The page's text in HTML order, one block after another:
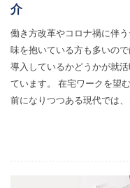
介
働き方改革やコロナ禍に伴
味を抱いている方も多いの
導入しているかどうかが就
ています。 在宅ワークを望
前になりつつある現代では